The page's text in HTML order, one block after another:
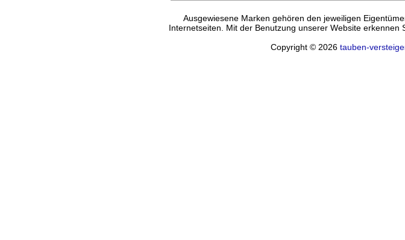
Ausgewiesene Marken gehören den jeweiligen
Internetseiten. Mit der Benutzung unserer Website erkennen
Copyright © 2026 tauben-